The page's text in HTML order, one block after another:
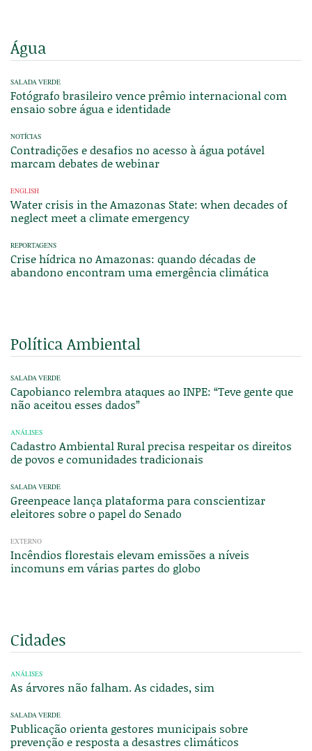
Água
SALADA VERDE
Fotógrafo brasileiro vence prêmio internacional com
ensaio sobre água e identidade
NOTÍCIAS
Contradições e desafios no acesso à água potável
marcam debates de webinar
ENGLISH
Water crisis in the Amazonas State: when decades of
neglect meet a climate emergency
REPORTAGENS
Crise hídrica no Amazonas: quando décadas de
abandono encontram uma emergência climática
Política Ambiental
SALADA VERDE
Capobianco relembra ataques ao INPE: “Teve gente que
não aceitou esses dados”
ANÁLISES
Cadastro Ambiental Rural precisa respeitar os direitos
de povos e comunidades tradicionais
SALADA VERDE
Greenpeace lança plataforma para conscientizar
eleitores sobre o papel do Senado
EXTERNO
Incêndios florestais elevam emissões a níveis
incomuns em várias partes do globo
Cidades
ANÁLISES
As árvores não falham. As cidades, sim
SALADA VERDE
Publicação orienta gestores municipais sobre
prevenção e resposta a desastres climáticos